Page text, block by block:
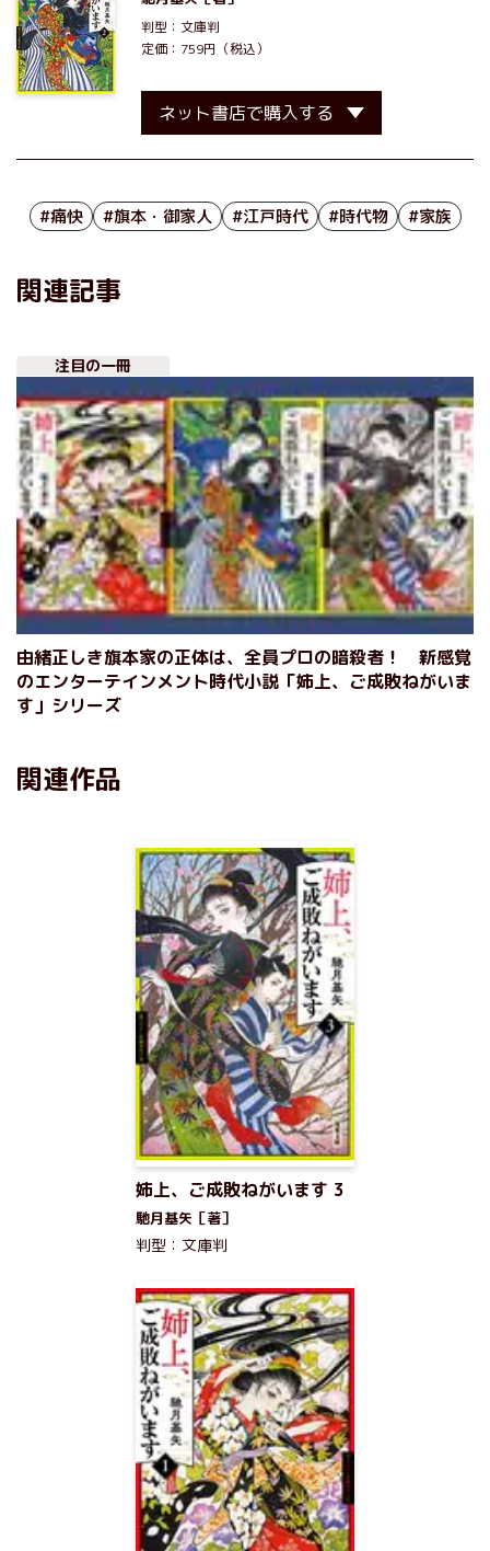
判型：文庫判
定価：759円（税込）
ネット書店で購入する
#痛快 #旗本・御家人 #江戸時代 #時代物 #家族
関連記事
注目の一冊
由緒正しき旗本家の正体は、全員プロの暗殺者！ 新感覚
のエンターテインメント時代小説「姉上、ご成敗ねがいま
す」シリーズ
関連作品
姉上、ご成敗ねがいます 3
馳月基矢［著］
判型：文庫判